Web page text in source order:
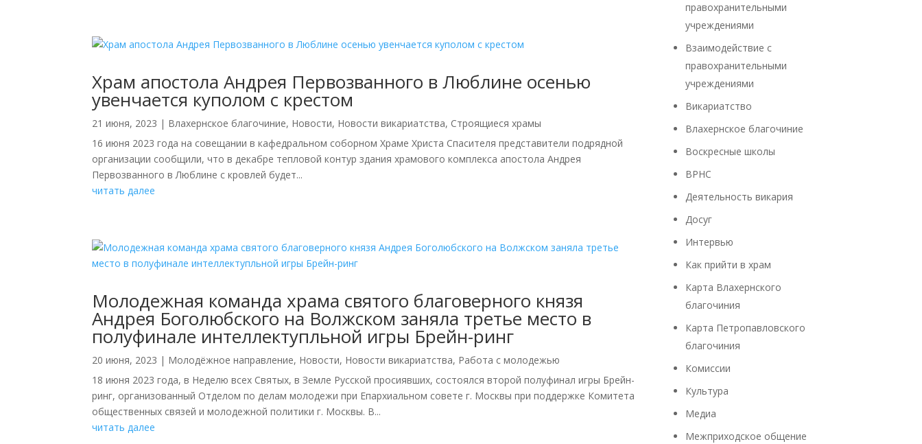
Храм апостола Андрея Первозванного в Люблине осенью
увенчается куполом с крестом
21 июня, 2023 | Влахернское благочиние, Новости, Новости викариатства, Строящиеся храмы
16 июня 2023 года на совещании в кафедральном соборном Храме Христа Спасителя представители подрядной
организации сообщили, что в декабре тепловой контур здания храмового комплекса апостола Андрея
Первозванного в Люблине с кровлей будет...
читать далее
Молодежная команда храма святого благоверного князя
Андрея Боголюбского на Волжском заняла третье место в
полуфинале интеллектупльной игры Брейн-ринг
20 июня, 2023 | Молодёжное направление, Новости, Новости викариатства, Работа с молодежью
18 июня 2023 года, в Неделю всех Святых, в Земле Русской просиявших, состоялся второй полуфинал игры Брейн-
ринг, организованный Отделом по делам молодежи при Епархиальном совете г. Москвы при поддержке Комитета
общественных связей и молодежной политики г. Москвы. В...
читать далее
правохранительными
учреждениями
Взаимодействие с
правохранительными
учреждениями
Викариатство
Влахернское благочиние
Воскресные школы
ВРНС
Деятельность викария
Досуг
Интервью
Как прийти в храм
Карта Влахернского
благочиния
Карта Петропавловского
благочиния
Комиссии
Культура
Медиа
Межприходское общение